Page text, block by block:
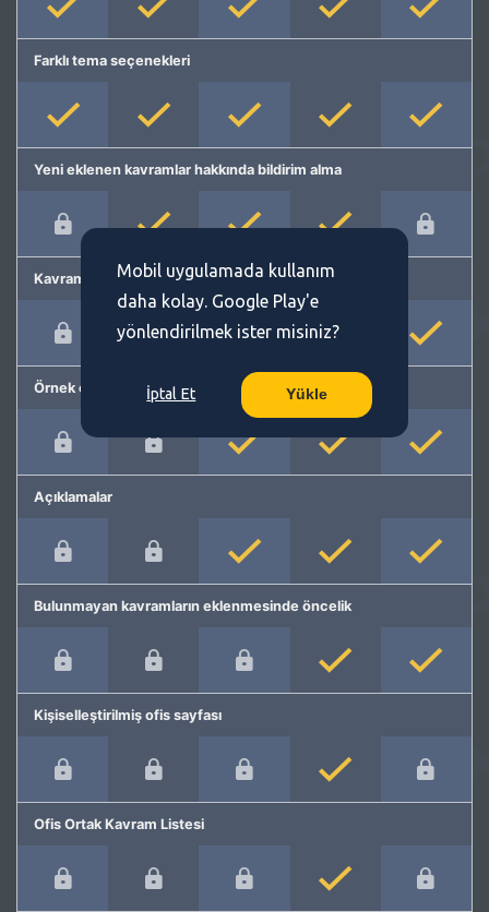
Farklı tema seçenekleri
Yeni eklenen kavramlar hakkında bildirim alma
Kavram önerme
Örnek cümleler
Açıklamalar
Bulunmayan kavramların eklenmesinde öncelik
Kişiselleştirilmiş ofis sayfası
Ofis Ortak Kavram Listesi
Mobil uygulamada kullanım
daha kolay. Google Play'e
yönlendirilmek ister misiniz?
İptal Et Yükle